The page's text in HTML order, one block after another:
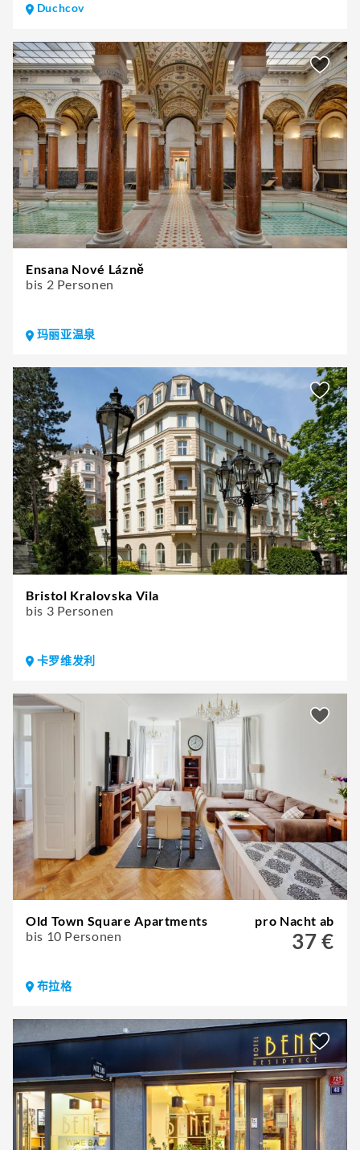
Duchcov
Ensana Nové Lázně
bis 2 Personen
玛丽亚温泉
Bristol Kralovska Vila
bis 3 Personen
卡罗维发利
Old Town Square Apartments
bis 10 Personen
pro Nacht ab
37 €
布拉格